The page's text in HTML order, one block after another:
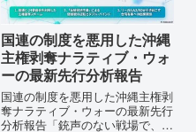
国連の制度を悪用した沖縄
主権剥奪ナラティブ・ウォ
ーの最新先行分析報告
国連の制度を悪用した沖縄主権剥
奪ナラティブ・ウォーの最新先行
分析報告「銃声のない戦場で、日